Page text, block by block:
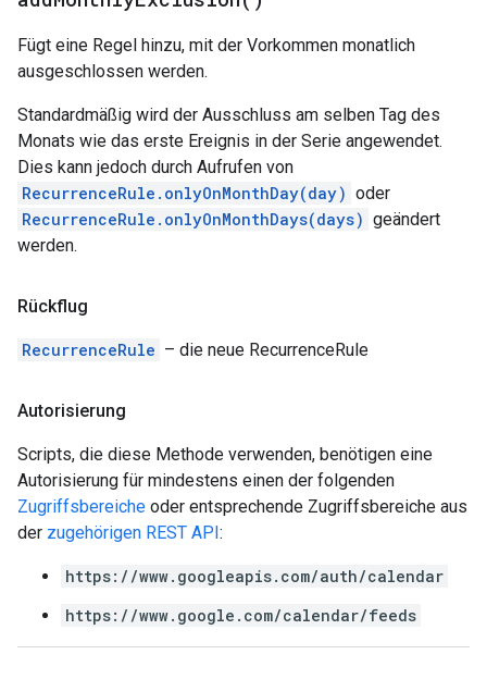
Fügt eine Regel hinzu, mit der Vorkommen monatlich
ausgeschlossen werden.
Standardmäßig wird der Ausschluss am selben Tag des
Monats wie das erste Ereignis in der Serie angewendet.
Dies kann jedoch durch Aufrufen von
RecurrenceRule.onlyOnMonthDay(day) oder
RecurrenceRule.onlyOnMonthDays(days) geändert
werden.
Rückflug
RecurrenceRule – die neue RecurrenceRule
Autorisierung
Scripts, die diese Methode verwenden, benötigen eine
Autorisierung für mindestens einen der folgenden
Zugriffsbereiche oder entsprechende Zugriffsbereiche aus
der zugehörigen REST API:
https://www.googleapis.com/auth/calendar
https://www.google.com/calendar/feeds